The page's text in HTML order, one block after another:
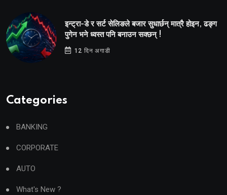
इन्ट्रा-डे र सर्ट सेलिङले बजार सुधार्छन् मात्रै होइन, ढङ्ग
पुगेन भने ध्वस्त पनि बनाउन सक्छन् !
12 दिन अगाडी
Categories
BANKING
CORPORATE
AUTO
What's New ?